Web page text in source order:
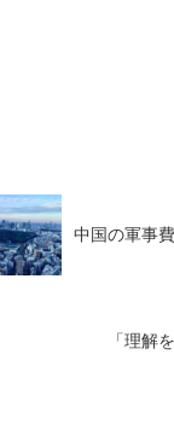
中国の軍事
「理解